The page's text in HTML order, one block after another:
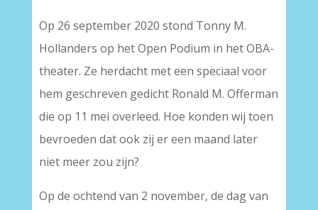
Op 26 september 2020 stond Tonny M.
Hollanders op het Open Podium in het OBA-
theater. Ze herdacht met een speciaal voor
hem geschreven gedicht Ronald M. Offerman
die op 11 mei overleed. Hoe konden wij toen
bevroeden dat ook zij er een maand later
niet meer zou zijn?
Op de ochtend van 2 november, de dag van